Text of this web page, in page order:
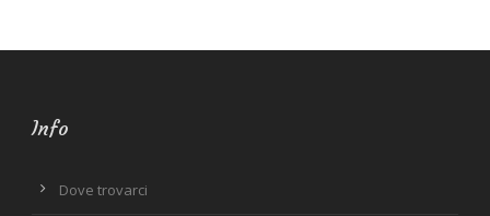
Info
Dove trovarci